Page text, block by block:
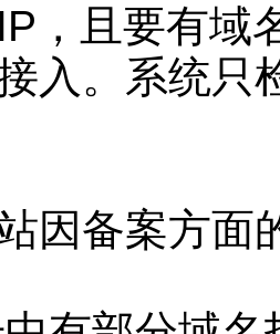
，且要有域
入。系统只
因备案方面